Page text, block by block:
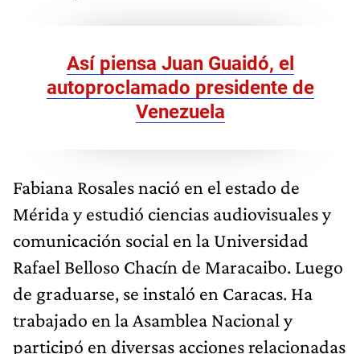
Así piensa Juan Guaidó, el
autoproclamado presidente de
Venezuela
Fabiana Rosales nació en el estado de
Mérida y estudió ciencias audiovisuales y
comunicación social en la Universidad
Rafael Belloso Chacín de Maracaibo. Luego
de graduarse, se instaló en Caracas. Ha
trabajado en la Asamblea Nacional y
participó en diversas acciones relacionadas